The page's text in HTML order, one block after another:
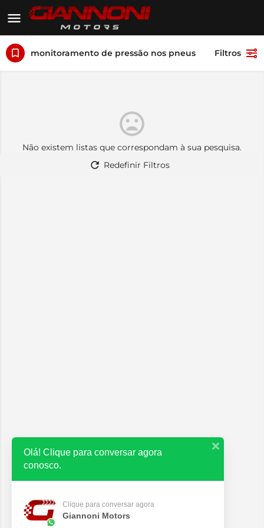
monitoramento de pressão nos pneus Filtros
Não existem listas que correspondam à sua pesquisa.
Redefinir Filtros
Olá! Clique para conversar agora
conosco.
Clique para conversar agora
Giannoni Motors